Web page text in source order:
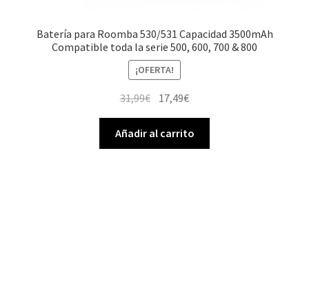
Batería para Roomba 530/531 Capacidad 3500mAh
Compatible toda la serie 500, 600, 700 & 800
¡OFERTA!
31,99€ El
precio
original
era:
17,49€El
precio
actual
es:
Añadir al carrito